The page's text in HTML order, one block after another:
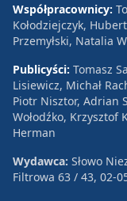
Współpracownicy:
Kołodziejczyk,
Przemyłski, Natalia
Publicyści: Tomasz
Lisiewicz, Michał
Piotr Nisztor, Adrian
Wołodźko, Krzysztof
Herman
Wydawca: Słowo
Filtrowa 63 / 43, 02-